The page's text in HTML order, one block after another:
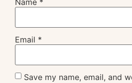
Name *
Email *
Save my name, email, and